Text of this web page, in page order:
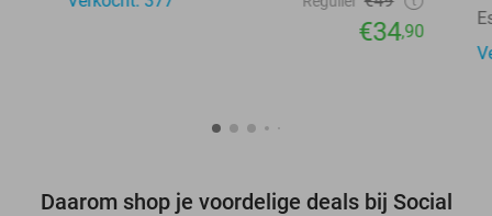
€34,90
Daarom shop je voordelige deals bij Social